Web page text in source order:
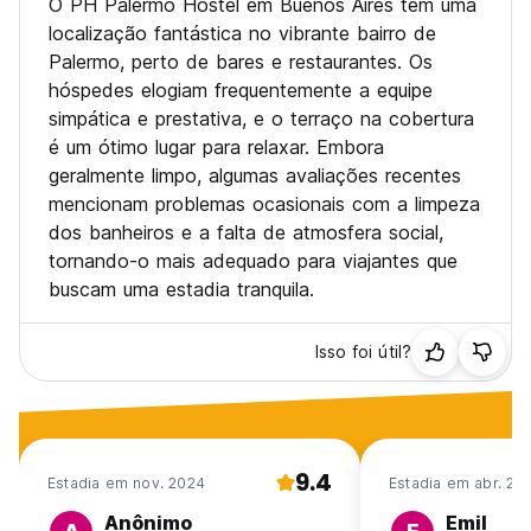
O PH Palermo Hostel em Buenos Aires tem uma
localização fantástica no vibrante bairro de
Palermo, perto de bares e restaurantes. Os
hóspedes elogiam frequentemente a equipe
simpática e prestativa, e o terraço na cobertura
é um ótimo lugar para relaxar. Embora
geralmente limpo, algumas avaliações recentes
mencionam problemas ocasionais com a limpeza
dos banheiros e a falta de atmosfera social,
tornando-o mais adequado para viajantes que
buscam uma estadia tranquila.
Isso foi útil?
Estadia em nov. 2024 9.4
Anônimo
Estadia em abr.
Emil